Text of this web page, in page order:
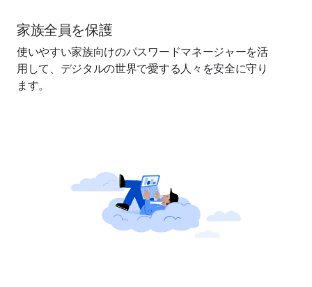
家族全員を保護
使いやすい家族向けのパスワードマネージャーを活
用して、デジタルの世界で愛する人々を安全に守り
ます。